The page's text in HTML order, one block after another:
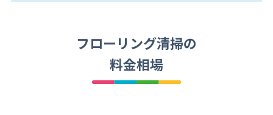
フローリング清掃の
料金相場